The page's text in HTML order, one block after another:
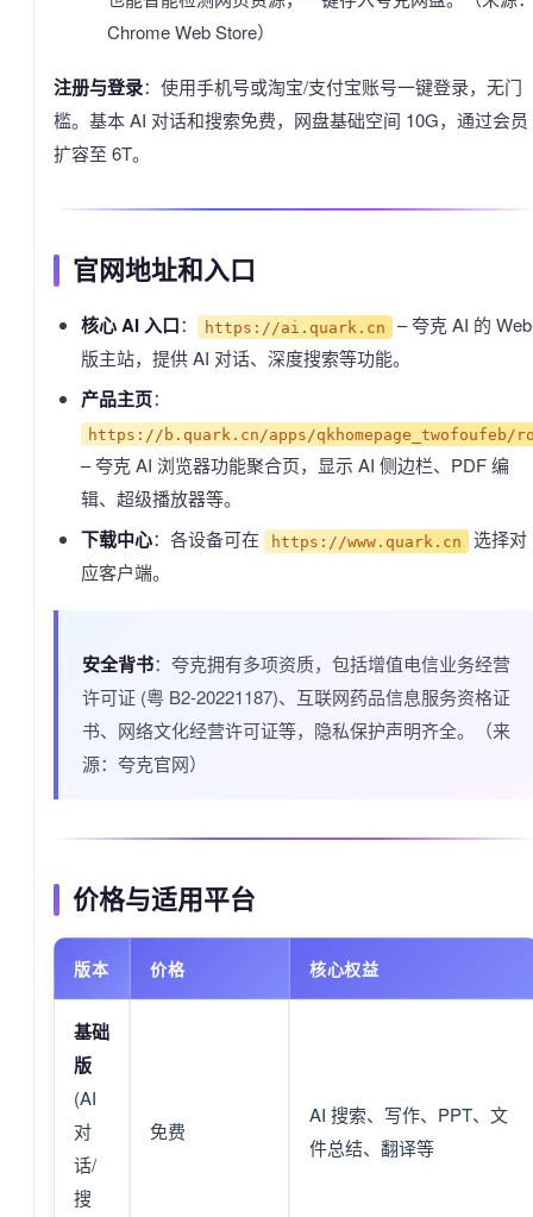
Chrome Web Store）
注册与登录：使用手机号或淘宝/支付宝账号一键登录，无门
槛。基本 AI 对话和搜索免费，网盘基础空间 10G，通过会员
扩容至 6T。
官网地址和入口
核心 AI 入口： https://ai.quark.cn
– 夸克 AI 的 Web
版主站，提供 AI 对话、深度搜索等功能。
产品主页：
https://b.quark.cn/apps/qkhomepage_twofoufeb/
– 夸克 AI 浏览器功能聚合页，显示 AI 侧边栏、PDF 编
辑、超级播放器等。
下载中心：各设备可在 https://www.quark.cn
选择对
应客户端。
安全背书：夸克拥有多项资质，包括增值电信业务经营
许可证 (粤 B2-20221187)、互联网药品信息服务资格证
书、网络文化经营许可证等，隐私保护声明齐全。（来
源：夸克官网）
价格与适用平台
版本 价格 核心权益
基础
版
(AI
对
话/
搜
免费
AI 搜索、写作、PPT、文
件总结、翻译等